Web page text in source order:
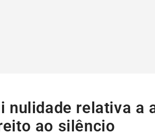
nulidade relativa a
ao silêncio